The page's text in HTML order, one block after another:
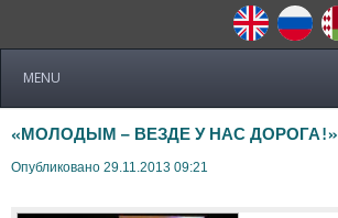
MENU
«МОЛОДЫМ – ВЕЗДЕ У НАС ДОРОГА!»
Опубликовано 29.11.2013 09:21